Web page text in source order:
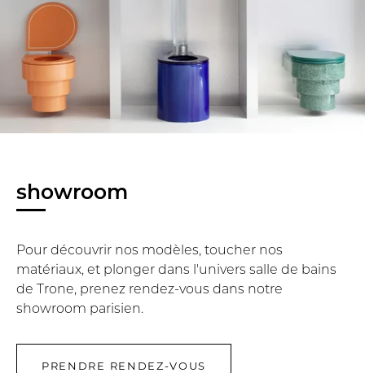
showroom
Pour découvrir nos modèles, toucher nos
matériaux, et plonger dans l'univers salle de bains
de Trone, prenez rendez-vous dans notre
showroom parisien.
PRENDRE RENDEZ-VOUS